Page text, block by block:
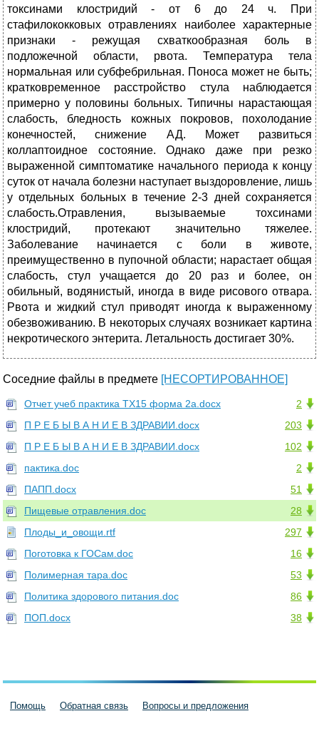
токсинами клостридий - от 6 до 24 ч. При
стафилококковых отравлениях наиболее характерные
признаки - режущая схваткообразная боль в
подложечной области, рвота. Температура тела
нормальная или субфебрильная. Поноса может не быть;
кратковременное расстройство стула наблюдается
примерно у половины больных. Типичны нарастающая
слабость, бледность кожных покровов, похолодание
конечностей, снижение АД. Может развиться
коллаптоидное состояние. Однако даже при резко
выраженной симптоматике начального периода к концу
суток от начала болезни наступает выздоровление, лишь
у отдельных больных в течение 2-3 дней сохраняется
слабость.Отравления, вызываемые тохсинами
клостридий, протекают значительно тяжелее.
Заболевание начинается с боли в животе,
преимущественно в пупочной области; нарастает общая
слабость, стул учащается до 20 раз и более, он
обильный, водянистый, иногда в виде рисового отвара.
Рвота и жидкий стул приводят иногда к выраженному
обезвоживанию. В некоторых случаях возникает картина
некротического энтерита. Летальность достигает 30%.
Соседние файлы в предмете [НЕСОРТИРОВАННОЕ]
2
Отчет учеб практика ТХ15 форма 2а.docx
203
П Р Е Б Ы В А Н И Е В ЗДРАВИИ.docx
102
П Р Е Б Ы В А Н И Е В ЗДРАВИИ.docx
2
пактика.doc
51
ПАПП.docx
28
Пищевые отравления.doc
297
Плоды_и_овощи.rtf
16
Поготовка к ГОСам.doc
53
Полимерная тара.doc
86
Политика здорового питания.doc
38
ПОП.docx
Помощь Обратная связь Вопросы и предложения